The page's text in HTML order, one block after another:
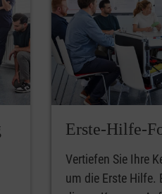
Erste-Hilfe-
Vertiefen Sie Ihre
um die Erste Hilfe.